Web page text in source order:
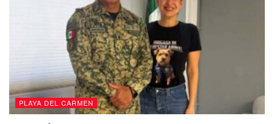
medianos empresarios, así como a la gente con más
empleos formales y mayor desarrollo económico para
todas y todos.
PLAYA DEL CARMEN